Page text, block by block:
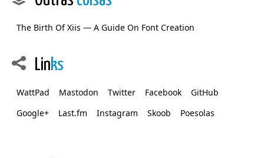
The Birth Of Xiis — A Guide On Font Creation
Links
WattPad Mastodon Twitter Facebook
GitHub
Google+
Last.fm Instagram Skoob Poesolas